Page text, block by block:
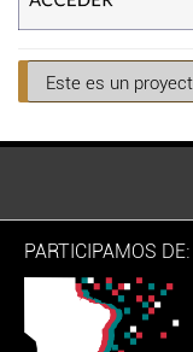
Este es un
PARTICIPAMOS DE: